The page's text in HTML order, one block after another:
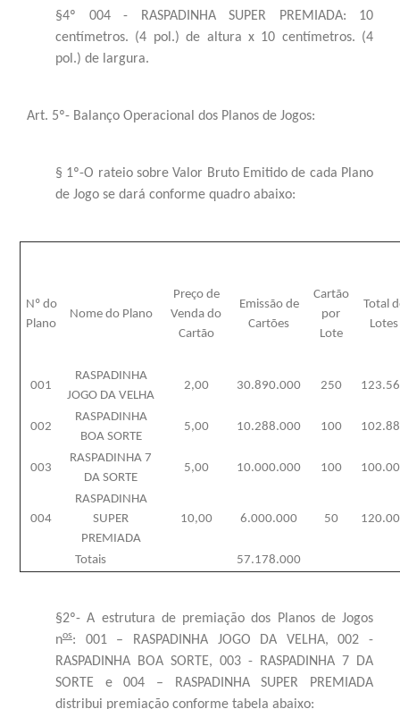
§4º 004 - RASPADINHA SUPER PREMIADA: 10
centímetros. (4 pol.) de altura x 10 centímetros. (4
pol.) de largura.
Art. 5º- Balanço Operacional dos Planos de Jogos:
§ 1º-O rateio sobre Valor Bruto Emitido de cada Plano
de Jogo se dará conforme quadro abaixo:
Nº do
Plano
Nome do Plano
Preço de
Venda do
Cartão
Emissão de
Cartões
Cartão
por
Lote
Total
Lotes
001
RASPADINHA
JOGO DA VELHA
2,00 30.890.000 250
002
RASPADINHA
BOA SORTE
5,00 10.288.000 100
003
RASPADINHA 7
DA SORTE
5,00 10.000.000 100
004
RASPADINHA
SUPER
PREMIADA
10,00 6.000.000 50
Totais 57.178.000
§2º- A estrutura de premiação dos Planos de Jogos
nos: 001 – RASPADINHA JOGO DA VELHA, 002 -
RASPADINHA BOA SORTE, 003 - RASPADINHA 7 DA
SORTE e 004 – RASPADINHA SUPER PREMIADA
distribui premiação conforme tabela abaixo: